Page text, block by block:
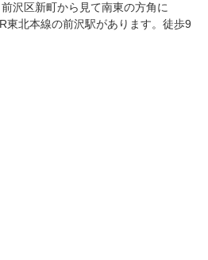
前沢区新町から見て南東の方角に
東北本線の前沢駅があります。徒歩9